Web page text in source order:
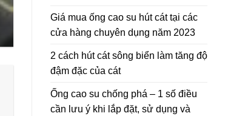
Giá mua ống cao su hút cát tại các
cửa hàng chuyên dụng năm 2023
2 cách hút cát sông biển làm tăng độ
đậm đặc của cát
Ống cao su chống phá – 1 số điều
cần lưu ý khi lắp đặt, sử dụng và